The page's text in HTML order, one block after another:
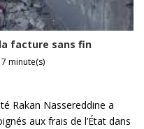
facture sans fin
minute(s)
Rakan Nassereddine a
aux frais de l’État dans